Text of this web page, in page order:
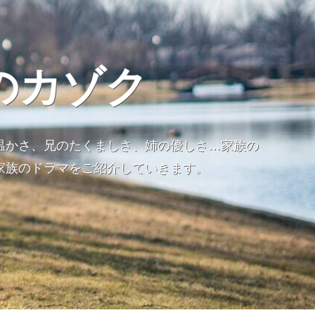
カゾク
かさ、兄のたくましさ、姉の優しさ…家族の
のドラマをご紹介していきます。